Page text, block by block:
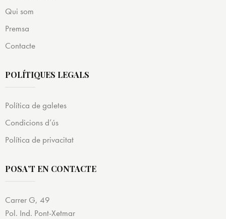
Qui som
Premsa
Contacte
POLÍTIQUES LEGALS
Política de galetes
Condicions d’ús
Política de privacitat
POSA’T EN CONTACTE
Carrer G, 49
Pol. Ind. Pont-Xetmar